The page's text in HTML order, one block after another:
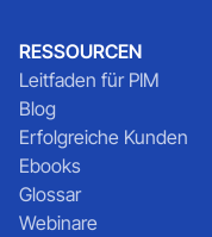
RESSOURCEN
Leitfaden für PIM
Blog
Erfolgreiche Kunden
Ebooks
Glossar
Webinare